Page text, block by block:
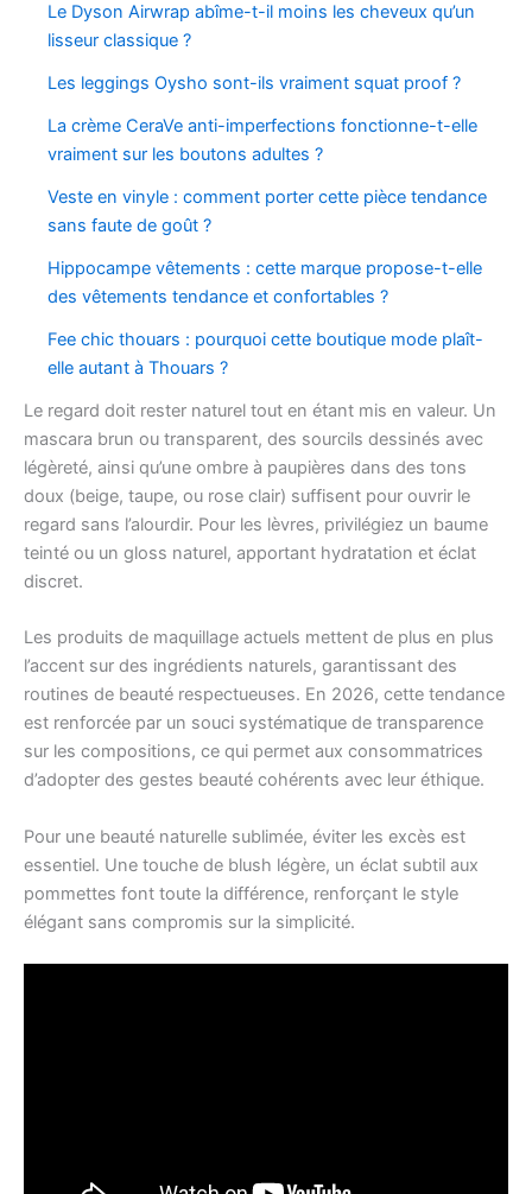
Le Dyson Airwrap abîme-t-il moins les cheveux qu’un
lisseur classique ?
Les leggings Oysho sont-ils vraiment squat proof ?
La crème CeraVe anti-imperfections fonctionne-t-elle
vraiment sur les boutons adultes ?
Veste en vinyle : comment porter cette pièce tendance
sans faute de goût ?
Hippocampe vêtements : cette marque propose-t-elle
des vêtements tendance et confortables ?
Fee chic thouars : pourquoi cette boutique mode plaît-
elle autant à Thouars ?
Le regard doit rester naturel tout en étant mis en valeur. Un
mascara brun ou transparent, des sourcils dessinés avec
légèreté, ainsi qu’une ombre à paupières dans des tons
doux (beige, taupe, ou rose clair) suffisent pour ouvrir le
regard sans l’alourdir. Pour les lèvres, privilégiez un baume
teinté ou un gloss naturel, apportant hydratation et éclat
discret.
Les produits de maquillage actuels mettent de plus en plus
l’accent sur des ingrédients naturels, garantissant des
routines de beauté respectueuses. En 2026, cette tendance
est renforcée par un souci systématique de transparence
sur les compositions, ce qui permet aux consommatrices
d’adopter des gestes beauté cohérents avec leur éthique.
Pour une beauté naturelle sublimée, éviter les excès est
essentiel. Une touche de blush légère, un éclat subtil aux
pommettes font toute la différence, renforçant le style
élégant sans compromis sur la simplicité.